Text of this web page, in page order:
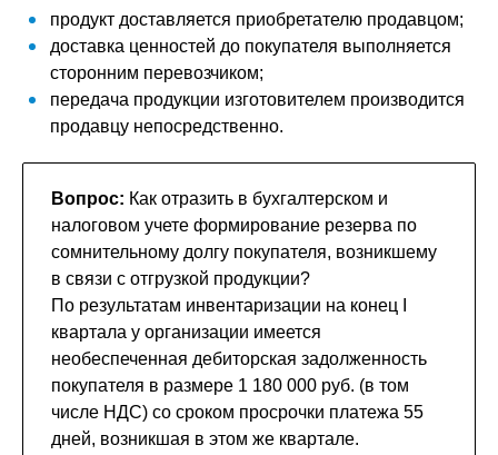
продукт доставляется приобретателю продавцом;
доставка ценностей до покупателя выполняется
сторонним перевозчиком;
передача продукции изготовителем производится
продавцу непосредственно.
Вопрос: Как отразить в бухгалтерском и
налоговом учете формирование резерва по
сомнительному долгу покупателя, возникшему
в связи с отгрузкой продукции?
По результатам инвентаризации на конец I
квартала у организации имеется
необеспеченная дебиторская задолженность
покупателя в размере 1 180 000 руб. (в том
числе НДС) со сроком просрочки платежа 55
дней, возникшая в этом же квартале.